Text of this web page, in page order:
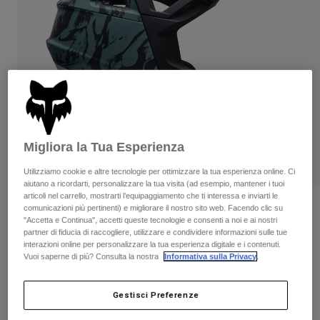
Pantaloni
Pantaloncini
Giacche
Protezioni
Maschere
Calze
Parti di ricambio
Pantaloni
Guanti
Giacche
Protezioni
Maschere
Calze
Borse e accessori
Parti di ricambio
Camicie
Vedi tutto
Donna
T-shirt
Felpe
Giacche
Pantaloni & Pantaloncini
Camicie
Vedi tutto
Protezioni
Maschere
Vedi tutto
Moto
Caschi
Maglie​
Pantaloni
Stivali
Protezioni
Guanti
Casco Proframe Thrive
Prodotto n.38346
Migliora la Tua Esperienza
Utilizziamo cookie e altre tecnologie per ottimizzare la tua esperienza online. Ci
aiutano a ricordarti, personalizzare la tua visita (ad esempio, mantener i tuoi
articoli nel carrello, mostrarti l’equipaggiamento che ti interessa e inviarti le
comunicazioni più pertinenti) e migliorare il nostro sito web. Facendo clic su
"Accetta e Continua", accetti queste tecnologie e consenti a noi e ai nostri
partner di fiducia di raccogliere, utilizzare e condividere informazioni sulle tue
interazioni online per personalizzare la tua esperienza digitale e i contenuti.
Vuoi saperne di più? Consulta la nostra
Informativa sulla Privacy
Gestisci Preferenze